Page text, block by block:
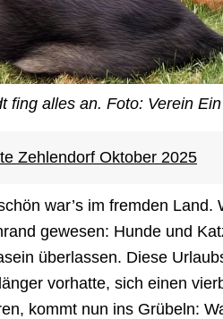
fing alles an. Foto: Verein
Zehlendorf Oktober 2025
war’s im fremden
gewesen: Hunde und
überlassen. Diese
vorhatte, sich einen
kommt nun ins Grübeln: